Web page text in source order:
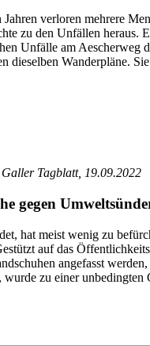
Jahren verloren mehrere
zu den Unfällen heraus.
Unfälle am Aescherweg
dieselben Wanderpläne.
Tagblatt, 19.09.2022
gegen
hat meist wenig zu
auf das
angefasst
wurde zu einer